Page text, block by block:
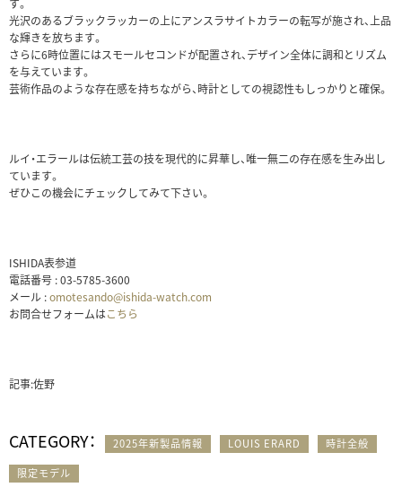
す。
光沢のあるブラックラッカーの上にアンスラサイトカラーの転写が施され、上品
な輝きを放ちます。
さらに6時位置にはスモールセコンドが配置され、デザイン全体に調和とリズム
を与えています。
芸術作品のような存在感を持ちながら、時計としての視認性もしっかりと確保。
ルイ・エラールは伝統工芸の技を現代的に昇華し、唯一無二の存在感を生み出し
ています。
ぜひこの機会にチェックしてみて下さい。
ISHIDA表参道
電話番号 : 03-5785-3600
メール :omotesando@ishida-watch.com
お問合せフォームはこちら
記事:佐野
CATEGORY： 2025年新製品情報 LOUIS ERARD
時計全般
限定モデル